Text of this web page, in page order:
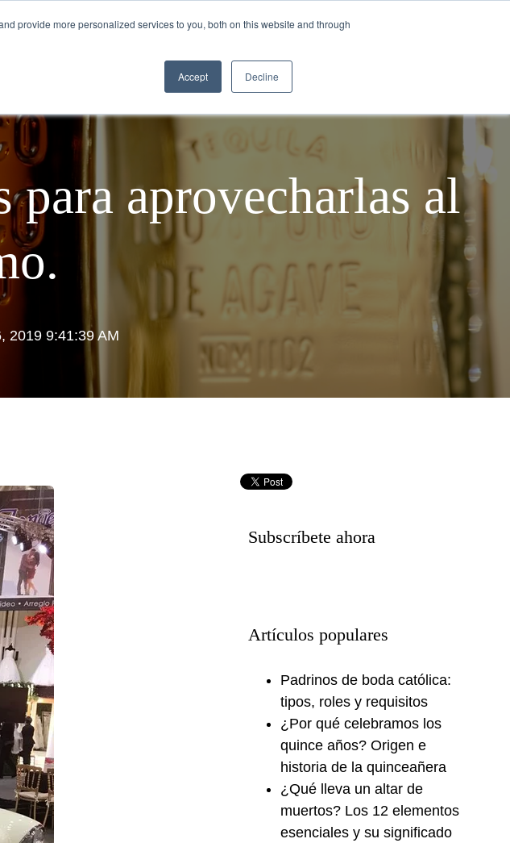
provide more personalized services to you, both on this website and through
Accept Decline
para aprovecharlas al
2019 9:41:39 AM
Subscríbete ahora
Artículos populares
Padrinos de boda católica:
tipos, roles y requisitos
¿Por qué celebramos los
quince años? Origen e
historia de la quinceañera
¿Qué lleva un altar de
muertos? Los 12 elementos
esenciales y su significado